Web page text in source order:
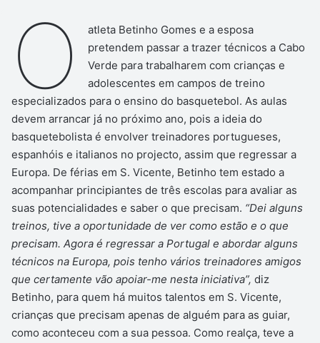
O
atleta Betinho Gomes e a esposa
pretendem passar a trazer técnicos a Cabo
Verde para trabalharem com crianças e
adolescentes em campos de treino
especializados para o ensino do basquetebol. As aulas
devem arrancar já no próximo ano, pois a ideia do
basquetebolista é envolver treinadores portugueses,
espanhóis e italianos no projecto, assim que regressar a
Europa. De férias em S. Vicente, Betinho tem estado a
acompanhar principiantes de três escolas para avaliar as
suas potencialidades e saber o que precisam. “Dei alguns
treinos, tive a oportunidade de ver como estão e o que
precisam. Agora é regressar a Portugal e abordar alguns
técnicos na Europa, pois tenho vários treinadores amigos
que certamente vão apoiar-me nesta iniciativa”, diz
Betinho, para quem há muitos talentos em S. Vicente,
crianças que precisam apenas de alguém para as guiar,
como aconteceu com a sua pessoa. Como realça, teve a